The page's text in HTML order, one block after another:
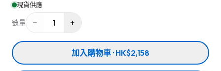
現貨供應
數量 − 1 +
加入購物車 · HK$2,158